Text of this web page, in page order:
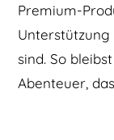
Premium-
sind. So
Abenteuer,